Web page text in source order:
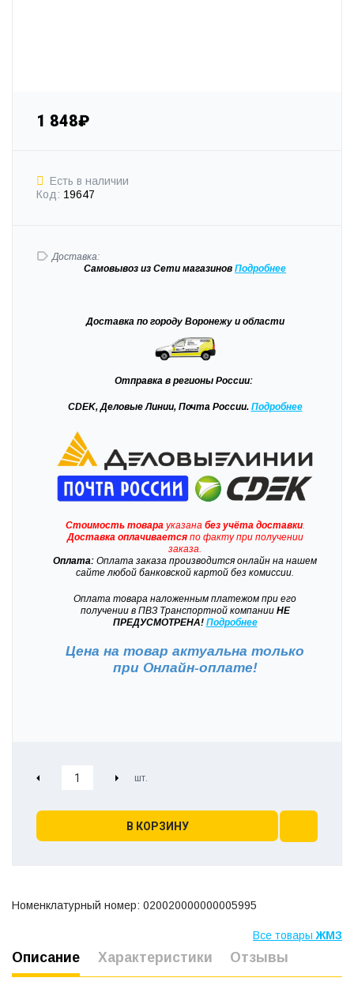
1 848₽
Есть в наличии
Код: 19647
Доставка:
Самовывоз из Сети магазинов Подробнее
Доставка по городу Воронежу и области
Отправка в регионы России:
CDEK, Деловые Линии, Почта России. Подробнее
Стоимость товарауказана без учёта доставки.
Доставкаоплачиваетсяпо факту при получении
заказа.
Оплата: Оплата заказа производится онлайн на нашем
сайте любой банковской картой без комиссии.
Оплата товара наложенным платежом при его
получении в ПВЗ Транспортной компанииНЕ
ПРЕДУСМОТРЕНА! Подробнее
Цена на товар актуальна только
при Онлайн-оплате!
В КОРЗИНУ
Номенклатурный номер: 020020000000005995
Все товарыЖМЗ
Описание Характеристики Отзывы